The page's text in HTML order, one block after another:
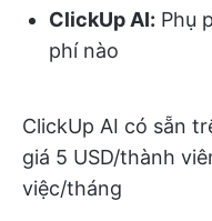
ClickUp AI: Phụ
phí nào
ClickUp AI có sẵn
giá 5 USD/thành
việc/tháng